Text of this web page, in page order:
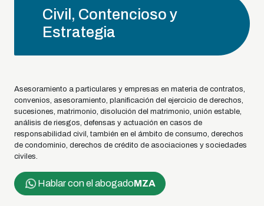
Civil, Contencioso y
Estrategia
Asesoramiento a particulares y empresas en materia de contratos,
convenios, asesoramiento, planificación del ejercicio de derechos,
sucesiones, matrimonio, disolución del matrimonio, unión estable,
análisis de riesgos, defensas y actuación en casos de
responsabilidad civil, también en el ámbito de consumo, derechos
de condominio, derechos de crédito de asociaciones y sociedades
civiles.
Hablar con el abogadoMZA